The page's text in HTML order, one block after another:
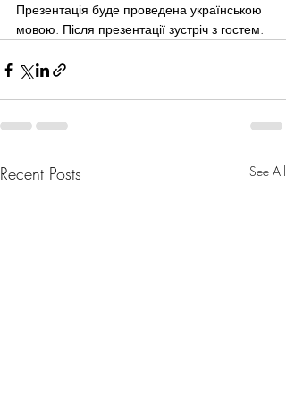
Презентація буде проведена українською
мовою. Після презентації зустріч з гостем.
Recent Posts See All